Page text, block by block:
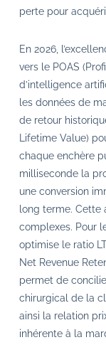
perte pour
En 2026,
vers le POAS
d’intelligence
les données de
de retour
Lifetime Value)
chaque enchère
milliseconde la
une conversion
long terme.
complexes. Pour
optimise le ratio
Net Revenue
permet de
chirurgical de la
ainsi la relation
inhérente à la